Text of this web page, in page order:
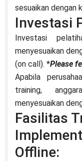
sesuaikan dengan
Investasi
Investasi
menyesuaikan
(on call). *Please
Apabila
training,
menyesuaikan
Fasilitas
Offline: